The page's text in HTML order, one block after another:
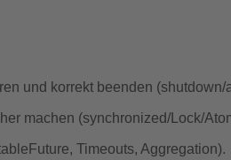
und korrekt beenden (shutdown/
machen (synchronized/Lock/
Timeouts, Aggregation).